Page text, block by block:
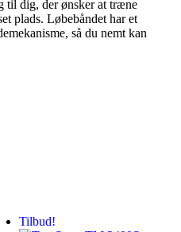
til dig, der ønsker at træne
plads. Løbebåndet har et
så du nemt kan
Tilbud!